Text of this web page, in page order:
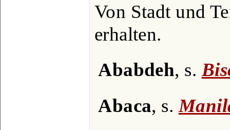
Von Stadt und
erhalten.
Ababdeh, s.
Abaca, s.